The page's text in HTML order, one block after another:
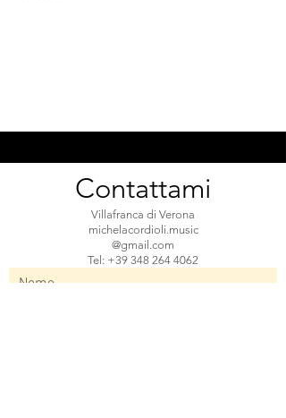
Contattami
Villafranca di Verona
michelacordioli.music
@gmail.com
Tel: +39 348 264 4062
Nome